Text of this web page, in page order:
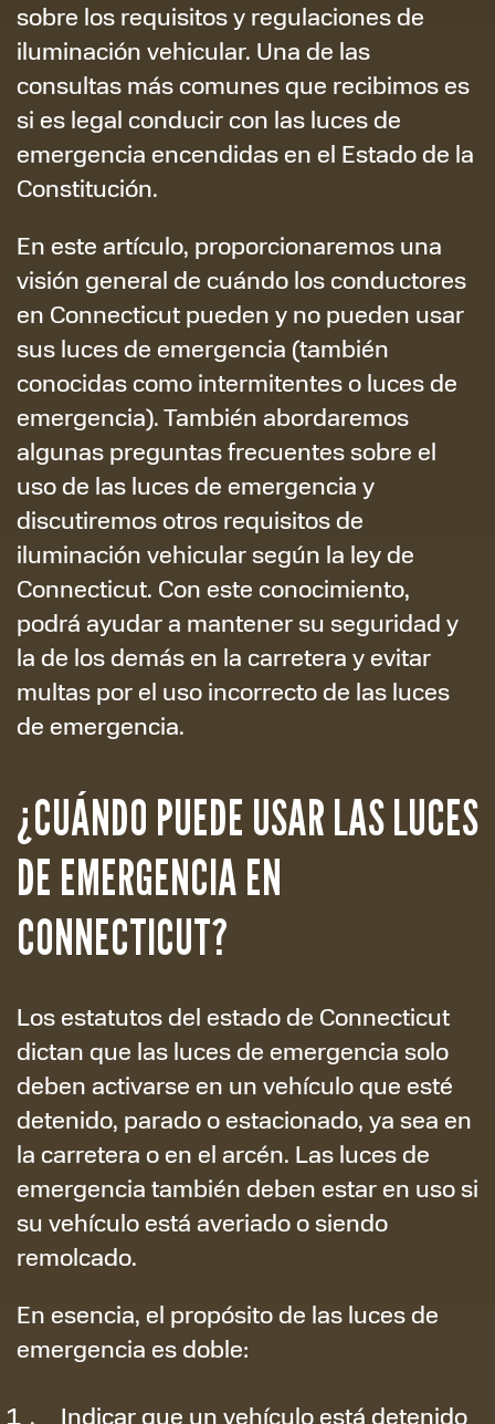
sobre los requisitos y regulaciones de
iluminación vehicular. Una de las
consultas más comunes que recibimos es
si es legal conducir con las luces de
emergencia encendidas en el Estado de la
Constitución.
En este artículo, proporcionaremos una
visión general de cuándo los conductores
en Connecticut pueden y no pueden usar
sus luces de emergencia (también
conocidas como intermitentes o luces de
emergencia). También abordaremos
algunas preguntas frecuentes sobre el
uso de las luces de emergencia y
discutiremos otros requisitos de
iluminación vehicular según la ley de
Connecticut. Con este conocimiento,
podrá ayudar a mantener su seguridad y
la de los demás en la carretera y evitar
multas por el uso incorrecto de las luces
de emergencia.
¿CUÁNDO PUEDE USAR LAS LUCES
DE EMERGENCIA EN
CONNECTICUT?
Los estatutos del estado de Connecticut
dictan que las luces de emergencia solo
deben activarse en un vehículo que esté
detenido, parado o estacionado, ya sea en
la carretera o en el arcén. Las luces de
emergencia también deben estar en uso si
su vehículo está averiado o siendo
remolcado.
En esencia, el propósito de las luces de
emergencia es doble:
Indicar que un vehículo está detenido